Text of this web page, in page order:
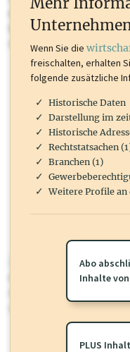
Marken, Patente,
mehr.
wirtschaft.at PLUS
Für dieses Profil gibt es
oder loggen Sie sich ein
Wenn Sie die
freischalten, erhalten
folgende zusätzliche
Historische Daten
Darstellung im
Historische
Rechtstatsachen
Branchen (1)
Weitere Profile an
Abo
Inhalte
PLUS